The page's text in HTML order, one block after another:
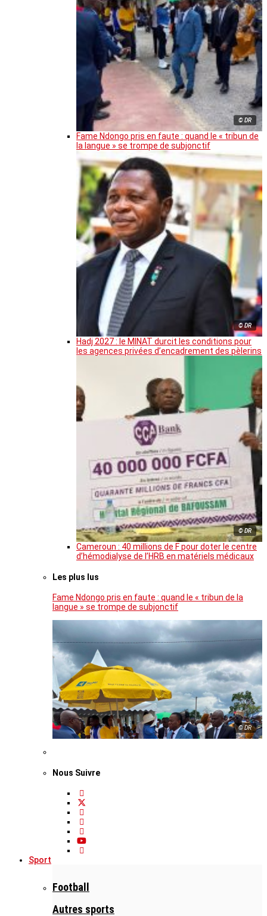
© DR
Fame Ndongo pris en faute : quand le « tribun de
la langue » se trompe de subjonctif
© DR
Hadj 2027 : le MINAT durcit les conditions pour
les agences privées d’encadrement des pèlerins
© DR
Cameroun : 40 millions de F pour doter le centre
d’hémodialyse de l’HRB en matériels médicaux
Les plus lus
Fame Ndongo pris en faute : quand le « tribun de la
langue » se trompe de subjonctif
© DR
Nous Suivre
Sport
Football
Autres sports